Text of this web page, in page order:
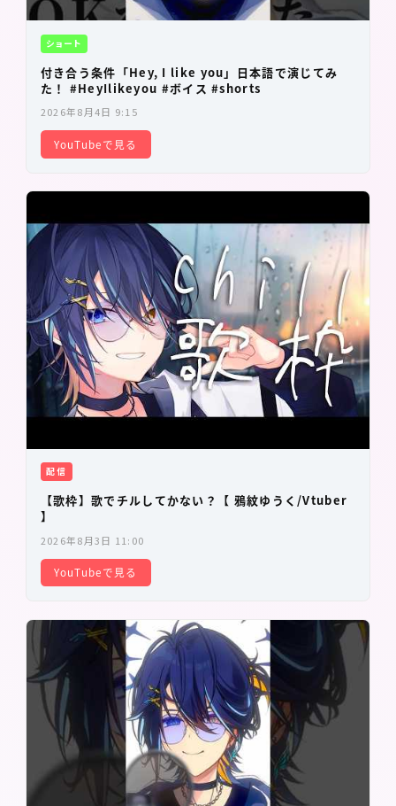
ショート
付き合う条件「Hey, I like you」日本語で演じてみ
た！ #HeyIlikeyou #ボイス #shorts
2026年8月4日 9:15
YouTubeで見る
配信
【歌枠】歌でチルしてかない？【 鴉紋ゆうく/Vtuber
】
2026年8月3日 11:00
YouTubeで見る